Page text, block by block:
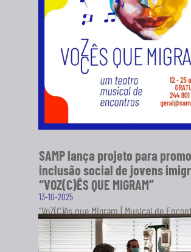
SAMP lança projeto para
inclusão social de jovens
“VOZ(C)ÊS QUE MIGRAM”
13-10-2025
"VoZ(C)ês que Migram | Musical de
novo projeto da Sociedade Artística
Pousos (SAMP), em...
SABER MAIS